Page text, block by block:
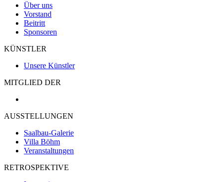
Über uns
Vorstand
Beitritt
Sponsoren
KÜNSTLER
Unsere Künstler
MITGLIED DER
AUSSTELLUNGEN
Saalbau-Galerie
Villa Böhm
Veranstaltungen
RETROSPEKTIVE